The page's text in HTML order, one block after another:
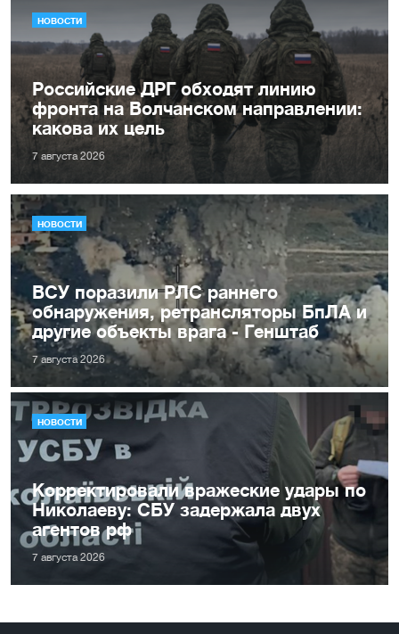
НОВОСТИ
Российские ДРГ обходят линию
фронта на Волчанском направлении:
какова их цель
7 августа 2026
НОВОСТИ
ВСУ поразили РЛС раннего
обнаружения, ретрансляторы БпЛА и
другие объекты врага - Генштаб
7 августа 2026
НОВОСТИ
Корректировали вражеские удары по
Николаеву: СБУ задержала двух
агентов рф
7 августа 2026